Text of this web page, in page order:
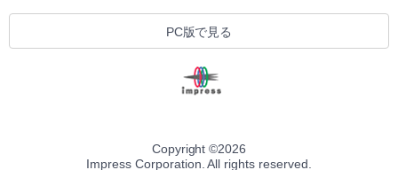
PC版で見る
Copyright ©2026
Impress Corporation. All rights reserved.